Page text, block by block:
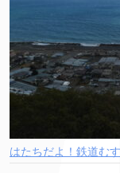
はたちだよ！鉄道む